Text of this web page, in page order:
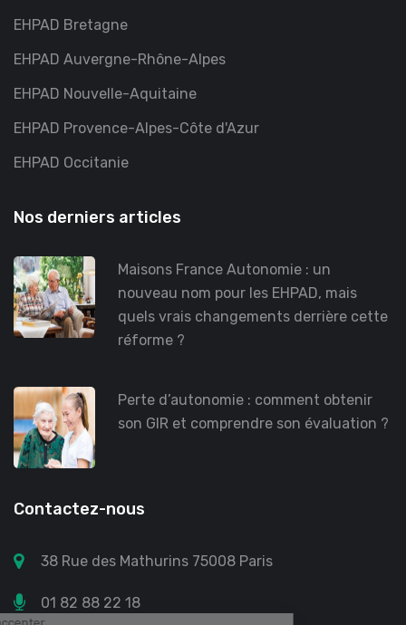
EHPAD Bretagne
EHPAD Auvergne-Rhône-Alpes
EHPAD Nouvelle-Aquitaine
EHPAD Provence-Alpes-Côte d'Azur
EHPAD Occitanie
Nos derniers articles
Maisons France Autonomie : un
nouveau nom pour les EHPAD, mais
quels vrais changements derrière cette
réforme ?
Perte d’autonomie : comment obtenir
son GIR et comprendre son évaluation ?
Contactez-nous
38 Rue des Mathurins 75008 Paris
01 82 88 22 18